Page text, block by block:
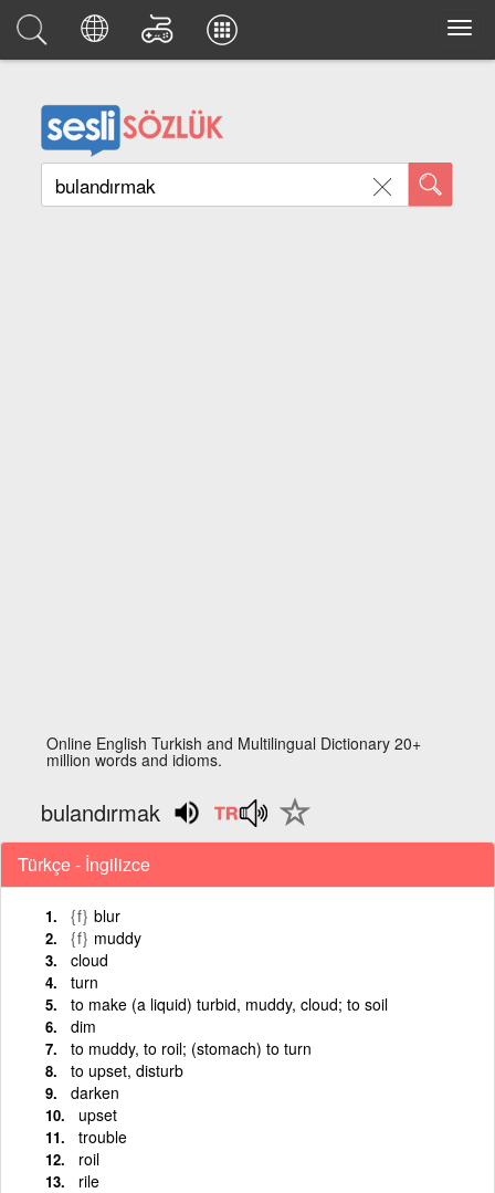
Online English Turkish and Multilingual Dictionary 20+
million words and idioms.
bulandırmak
Türkçe - İngilizce
{f} blur
{f} muddy
cloud
turn
to make (a liquid) turbid, muddy, cloud; to soil
dim
to muddy, to roil; (stomach) to turn
to upset, disturb
darken
upset
trouble
roil
rile